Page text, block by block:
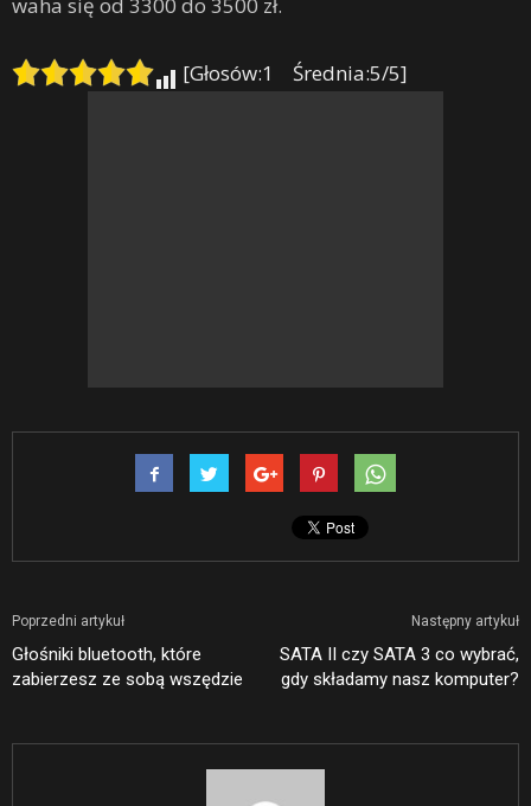
[Głosów:1 Średnia:5/5]
Poprzedni artykuł
Głośniki bluetooth, które
zabierzesz ze sobą wszędzie
Następny artykuł
SATA II czy SATA 3 co wybrać,
gdy składamy nasz komputer?